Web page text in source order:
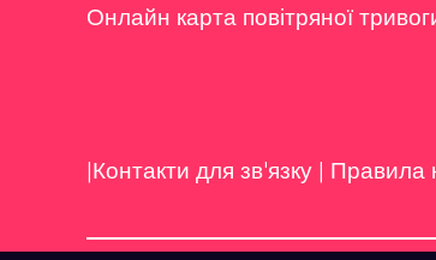
Онлайн карта повітряної
|Контакти для зв'язку | Правила